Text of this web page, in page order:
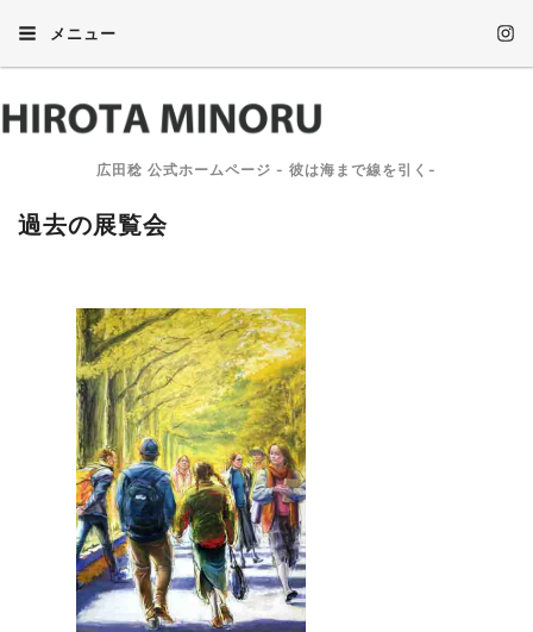
メニュー
広田稔 公式ホームページ - 彼は海まで線を引く-
過去の展覧会